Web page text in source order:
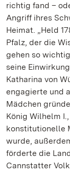
richtig fand –
Angriff ihres
Heimat. „Held
Pfalz, der die
gehen so
seine
Katharina von
engagierte und
Mädchen
König Wilhelm
konstitutionelle
wurde,
förderte die
Cannstatter